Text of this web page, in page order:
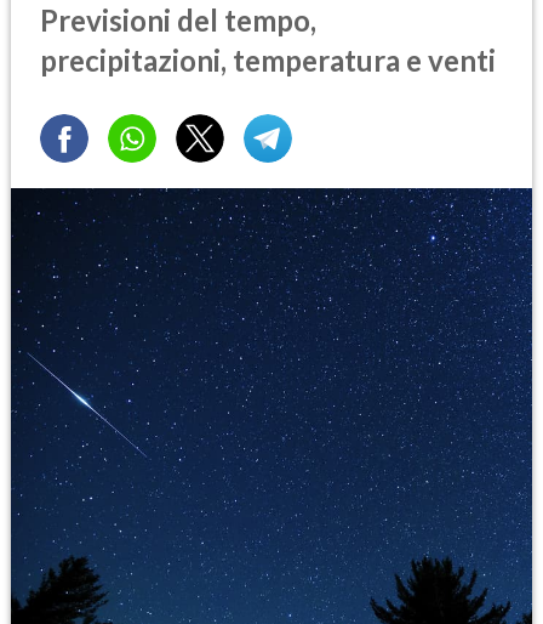
Previsioni del tempo,
precipitazioni, temperatura e venti